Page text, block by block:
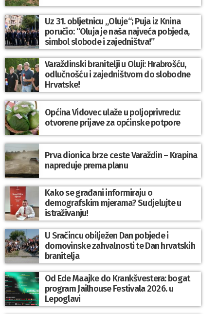
Uz 31. obljetnicu „Oluje“; Puja iz Knina
poručio: “Oluja je naša najveća pobjeda,
simbol slobode i zajedništva!”
Varaždinski branitelji u Oluji: Hrabrošću,
odlučnošću i zajedništvom do slobodne
Hrvatske!
Općina Vidovec ulaže u poljoprivredu:
otvorene prijave za općinske potpore
Prva dionica brze ceste Varaždin – Krapina
napreduje prema planu
Kako se građani informiraju o
demografskim mjerama? Sudjelujte u
istraživanju!
U Sračincu obilježen Dan pobjede i
domovinske zahvalnosti te Dan hrvatskih
branitelja
Od Ede Maajke do Krankšvestera: bogat
program Jailhouse Festivala 2026. u
Lepoglavi